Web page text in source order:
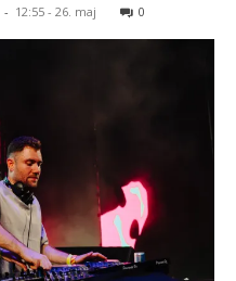
- 12:55 - 26. maj 0